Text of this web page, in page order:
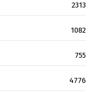
2313
1082
755
4776